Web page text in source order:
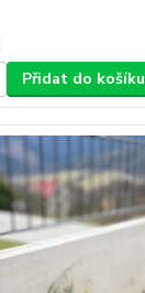
Přidat do košíku